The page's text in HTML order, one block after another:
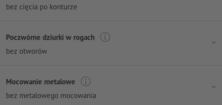
bez cięcia po konturze
Poczwórne dziurki w rogach
bez otworów
Mocowanie metalowe
bez metalowego mocowania